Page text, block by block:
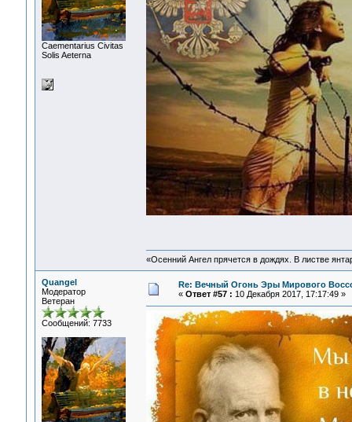
Сaementarius Civitas
Solis Aeterna
«Осенний Ангел прячется в дождях. В листве
Quangel
Модератор
Ветеран
Сообщений: 7733
Re: Вечный Огонь Эры Мирового
« Ответ #57 : 10 Декабря 2017, 17:17:49 »